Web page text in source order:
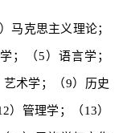
马克思主义理论；
；（5）语言学；
艺术学；（9）历史
）管理学；（13）